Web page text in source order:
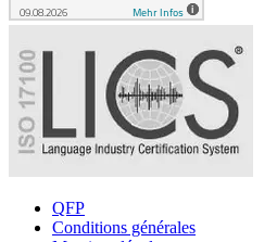
QFP
Conditions générales